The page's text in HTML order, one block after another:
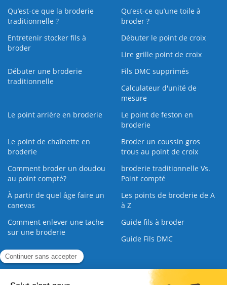
Qu’est-ce que la broderie
traditionnelle ?
Qu’est‑ce qu’une toile à
broder ?
Entretenir stocker fils à
broder
Débuter le point de croix
Lire grille point de croix
Débuter une broderie
traditionnelle
Fils DMC supprimés
Calculateur d'unité de
mesure
Le point arrière en broderie
Le point de feston en
broderie
Le point de chaînette en
broderie
Broder un coussin gros
trous au point de croix
Comment broder un doudou
au point compté?
broderie traditionnelle Vs.
Point compté
À partir de quel âge faire un
canevas
Les points de broderie de A
à Z
Comment enlever une tache
sur une broderie
Guide fils à broder
Guide Fils DMC
Guide de la Broderie